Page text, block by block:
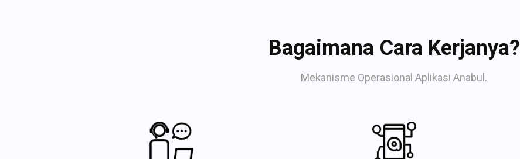
Bagaimana Cara Kerjanya?
Mekanisme Operasional Aplikasi Anabul.